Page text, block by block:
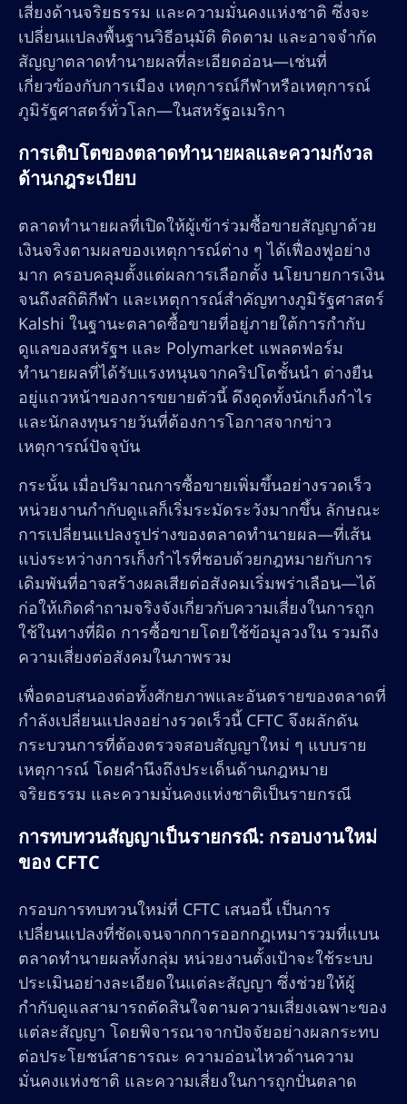
เสี่ยงด้านจริยธรรม และความมั่นคงแห่งชาติ ซึ่งจะ
เปลี่ยนแปลงพื้นฐานวิธีอนุมัติ ติดตาม และอาจจำกัด
สัญญาตลาดทำนายผลที่ละเอียดอ่อน—เช่นที่
เกี่ยวข้องกับการเมือง เหตุการณ์กีฬาหรือเหตุการณ์
ภูมิรัฐศาสตร์ทั่วโลก—ในสหรัฐอเมริกา
การเติบโตของตลาดทำนายผลและความกังวล
ด้านกฎระเบียบ
ตลาดทำนายผลที่เปิดให้ผู้เข้าร่วมซื้อขายสัญญาด้วย
เงินจริงตามผลของเหตุการณ์ต่าง ๆ ได้เฟื่องฟูอย่าง
มาก ครอบคลุมตั้งแต่ผลการเลือกตั้ง นโยบายการเงิน
จนถึงสถิติกีฬา และเหตุการณ์สำคัญทางภูมิรัฐศาสตร์
Kalshi ในฐานะตลาดซื้อขายที่อยู่ภายใต้การกำกับ
ดูแลของสหรัฐฯ และ Polymarket แพลตฟอร์ม
ทำนายผลที่ได้รับแรงหนุนจากคริปโตชั้นนำ ต่างยืน
อยู่แถวหน้าของการขยายตัวนี้ ดึงดูดทั้งนักเก็งกำไร
และนักลงทุนรายวันที่ต้องการโอกาสจากข่าว
เหตุการณ์ปัจจุบัน
กระนั้น เมื่อปริมาณการซื้อขายเพิ่มขึ้นอย่างรวดเร็ว
หน่วยงานกำกับดูแลก็เริ่มระมัดระวังมากขึ้น ลักษณะ
การเปลี่ยนแปลงรูปร่างของตลาดทำนายผล—ที่เส้น
แบ่งระหว่างการเก็งกำไรที่ชอบด้วยกฎหมายกับการ
เดิมพันที่อาจสร้างผลเสียต่อสังคมเริ่มพร่าเลือน—ได้
ก่อให้เกิดคำถามจริงจังเกี่ยวกับความเสี่ยงในการถูก
ใช้ในทางที่ผิด การซื้อขายโดยใช้ข้อมูลวงใน รวมถึง
ความเสี่ยงต่อสังคมในภาพรวม
เพื่อตอบสนองต่อทั้งศักยภาพและอันตรายของตลาดที่
กำลังเปลี่ยนแปลงอย่างรวดเร็วนี้ CFTC จึงผลักดัน
กระบวนการที่ต้องตรวจสอบสัญญาใหม่ ๆ แบบราย
เหตุการณ์ โดยคำนึงถึงประเด็นด้านกฎหมาย
จริยธรรม และความมั่นคงแห่งชาติเป็นรายกรณี
การทบทวนสัญญาเป็นรายกรณี: กรอบงานใหม่
ของ CFTC
กรอบการทบทวนใหม่ที่ CFTC เสนอนี้ เป็นการ
เปลี่ยนแปลงที่ชัดเจนจากการออกกฎเหมารวมที่แบน
ตลาดทำนายผลทั้งกลุ่ม หน่วยงานตั้งเป้าจะใช้ระบบ
ประเมินอย่างละเอียดในแต่ละสัญญา ซึ่งช่วยให้ผู้
กำกับดูแลสามารถตัดสินใจตามความเสี่ยงเฉพาะของ
แต่ละสัญญา โดยพิจารณาจากปัจจัยอย่างผลกระทบ
ต่อประโยชน์สาธารณะ ความอ่อนไหวด้านความ
มั่นคงแห่งชาติ และความเสี่ยงในการถูกปั่นตลาด